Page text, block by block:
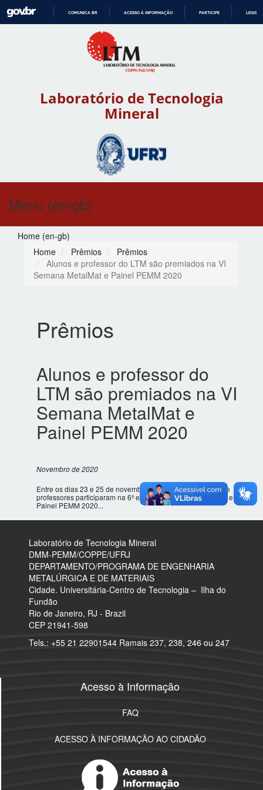
CONTEÚDO
COMUNICA BR ACESSO À INFORMAÇÃO PARTICIPE
Laboratório de Tecnologia
Mineral
Menu (en-gb)
Home (en-gb)
Home
Prêmios
Prêmios
Alunos e professor do LTM são premiados na VI
Semana MetalMat e Painel PEMM 2020
Prêmios
Alunos e professor do
LTM são premiados na VI
Semana MetalMat e
Painel PEMM 2020
Novembro de 2020
Entre os dias 23 e 25 de novembro de 2020 nossos alunos e
professores participaram na 6ª edição da Semana MetalMat e
Painel PEMM 2020...
Laboratório de Tecnologia Mineral
​DMM-PEMM/COPPE/UFRJ
DEPARTAMENTO/PROGRAMA DE ENGENHARIA
METALÚRGICA E DE MATERIAIS
Cidade. Universitária-Centro de Tecnologia – Ilha do
Fundão
Rio de Janeiro, RJ - Brazil
CEP 21941-598
Tels.: +55 21 22901544 Ramais 237, 238, 246 ou 247
Acesso à Informação
FAQ
ACESSO À INFORMAÇÃO AO CIDADÃO